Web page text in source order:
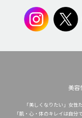
美容
「美しくなりたい」女性
「肌・心・体のキレイは自